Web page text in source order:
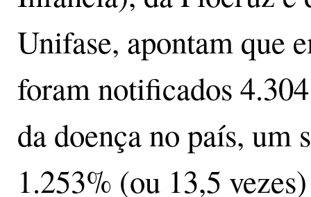
Unifase, apontam que
foram notificados
da doença no país, um
1.253% (ou 13,5